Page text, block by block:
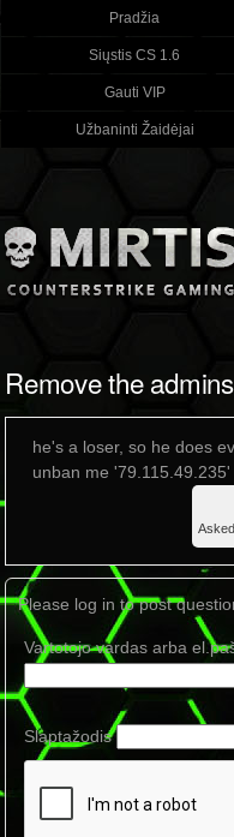
Pradžia
Siųstis CS 1.6
Gauti VIP
Užbaninti Žaidėjai
Remove the
he's a loser, so he does
unban me '79.115.49.235'
Please log in to post
Vartotojo vardas arba
Slaptažodis